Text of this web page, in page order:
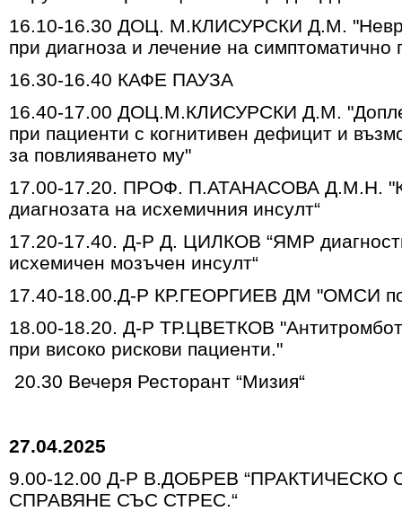
16.10-16.30 ДОЦ. М.КЛИСУРСКИ Д.М.
при диагноза и лечение на симптоматично
16.30-16.40 КАФЕ ПАУЗА
16.40-17.00 ДОЦ.М.КЛИСУРСКИ Д.М.
при пациенти с когнитивен дефицит и
за повлияването му"
17.00-17.20. ПРОФ. П.АТАНАСОВА Д.М.Н.
диагнозата на исхемичния инсулт“
17.20-17.40. Д-Р Д. ЦИЛКОВ “ЯМР
исхемичен мозъчен инсулт“
17.40-18.00.Д-Р КР.ГЕОРГИЕВ ДМ "ОМСИ по
18.00-18.20. Д-Р ТР.ЦВЕТКОВ
при високо рискови пациенти."
20.30 Вечеря Ресторант “Мизия“
27.04.2025
9.00-12.00 Д-Р В.ДОБРЕВ “ПРАКТИЧЕСКО
СПРАВЯНЕ СЪС СТРЕС.“